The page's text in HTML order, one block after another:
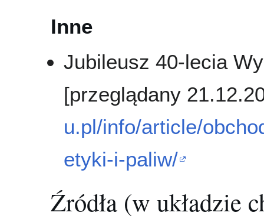
Inne
Jubileusz 40-lecia
[przeglądany
u.pl/info/article/
etyki-i-paliw/
Źródła (w układzie